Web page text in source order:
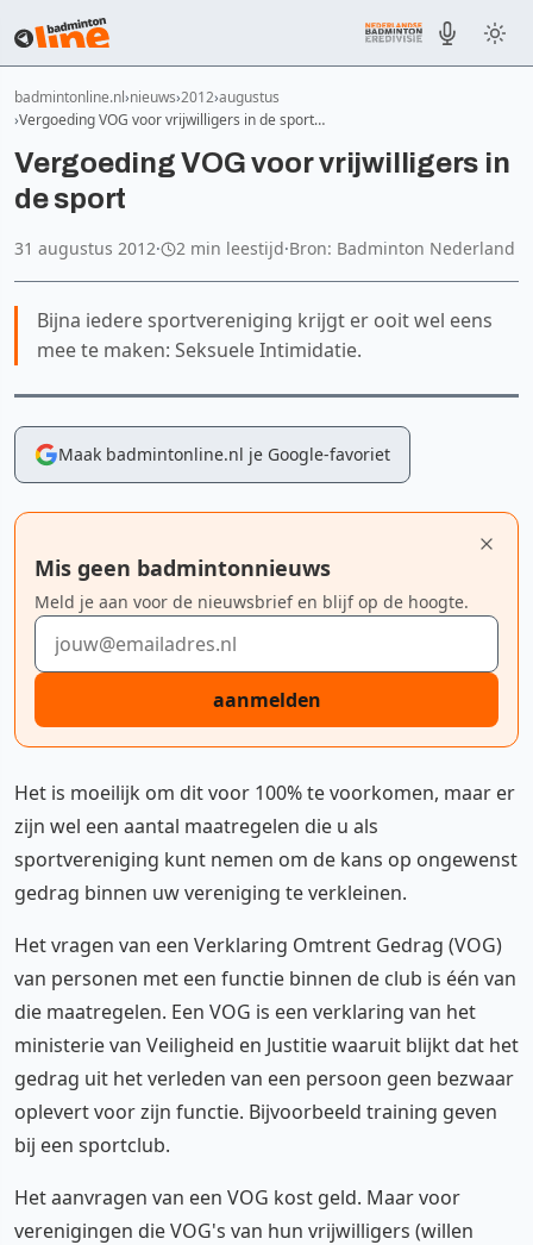
badmintonline.nl nieuws 2012 augustus
Vergoeding VOG voor vrijwilligers in de sport…
Vergoeding VOG voor vrijwilligers in
de sport
31 augustus 2012· 2 min leestijd·Bron: Badminton Nederland
Bijna iedere sportvereniging krijgt er ooit wel eens
mee te maken: Seksuele Intimidatie.
Maak badmintonline.nl je Google-favoriet
Mis geen badmintonnieuws
Meld je aan voor de nieuwsbrief en blijf op de hoogte.
E-mailadres
aanmelden
Het is moeilijk om dit voor 100% te voorkomen, maar er
zijn wel een aantal maatregelen die u als
sportvereniging kunt nemen om de kans op ongewenst
gedrag binnen uw vereniging te verkleinen.
Het vragen van een Verklaring Omtrent Gedrag (VOG)
van personen met een functie binnen de club is één van
die maatregelen. Een VOG is een verklaring van het
ministerie van Veiligheid en Justitie waaruit blijkt dat het
gedrag uit het verleden van een persoon geen bezwaar
oplevert voor zijn functie. Bijvoorbeeld training geven
bij een sportclub.
Het aanvragen van een VOG kost geld. Maar voor
verenigingen die VOG's van hun vrijwilligers (willen